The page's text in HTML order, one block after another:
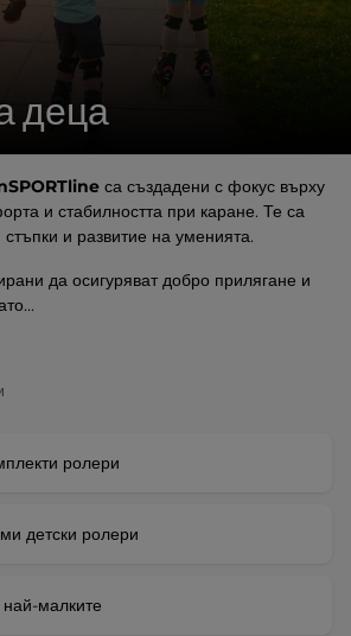
деца
са създадени с фокус върху
и стабилността при каране. Те са
и развитие на уменията.
да осигуряват добро прилягане и
ролери
детски ролери
малките